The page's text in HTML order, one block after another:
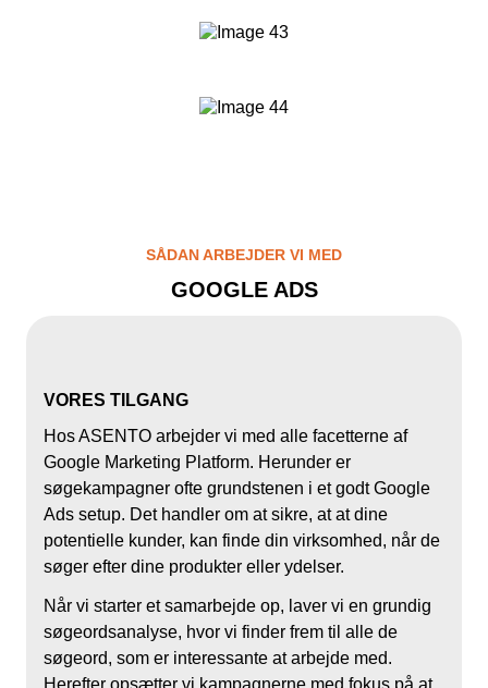
SÅDAN ARBEJDER VI MED
GOOGLE ADS
VORES TILGANG
Hos ASENTO arbejder vi med alle facetterne af
Google Marketing Platform. Herunder er
søgekampagner ofte grundstenen i et godt Google
Ads setup. Det handler om at sikre, at at dine
potentielle kunder, kan finde din virksomhed, når de
søger efter dine produkter eller ydelser.
Når vi starter et samarbejde op, laver vi en grundig
søgeordsanalyse, hvor vi finder frem til alle de
søgeord, som er interessante at arbejde med.
Herefter opsætter vi kampagnerne med fokus på at